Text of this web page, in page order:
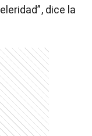
dice la